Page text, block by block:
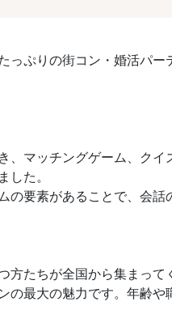
っぷりの街コン・婚活パ
、マッチングゲーム、ク
た。
の要素があることで、会
方たちが全国から集まって
最大の魅力です。年齢